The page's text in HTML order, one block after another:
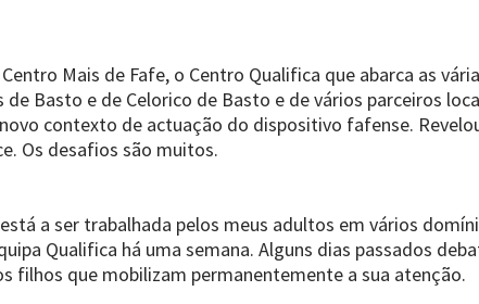
Mais de Fafe, o Centro Qualifica que abarca as
de Basto e de Celorico de Basto e de vários parceiros
contexto de actuação do dispositivo fafense.
Os desafios são muitos.
a ser trabalhada pelos meus adultos em vários
Qualifica há uma semana. Alguns dias passados
filhos que mobilizam permanentemente a sua atenção.